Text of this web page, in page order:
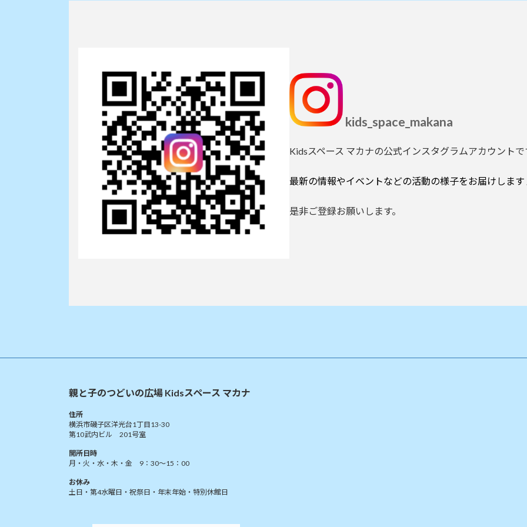
kids_space_makana
Kidsスペース マカナの公式インスタグラムアカウントで
最新の情報やイベントなどの活動の様子をお届けしま
是非ご登録お願いします。
親と子のつどいの広場 Kidsスペース マカナ
住所
横浜市磯子区洋光台1丁目13-30
第10武内ビル 201号室
開所日時
月・火・水・木・金 9：30～15：00
お休み
土日・第4水曜日・祝祭日・年末年始・特別休館日